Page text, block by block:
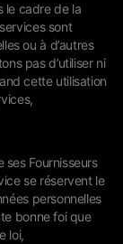
le cadre de la
sont
ou à d’autres
pas d’utiliser ni
cette utilisation
Fournisseurs
se réservent le
personnelles
bonne foi que
loi,